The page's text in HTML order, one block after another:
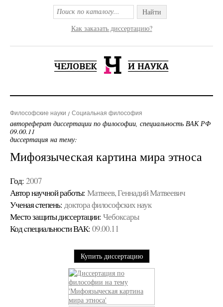
Найти
Как заказать диссертацию?
Философские науки Социальная философия
автореферат диссертации по философии, специальность ВАК РФ
09.00.11
диссертация на тему:
Мифоязыческая картина мира этноса
Год: 2007
Автор научной работы: Матвеев, Геннадий Матвеевич
Ученая cтепень: доктора философских наук
Место защиты диссертации: Чебоксары
Код cпециальности ВАК: 09.00.11
Купить диссертацию